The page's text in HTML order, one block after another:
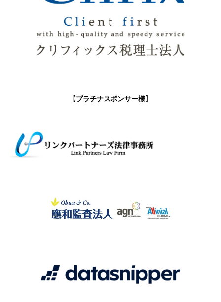
【プラチナスポンサー様】